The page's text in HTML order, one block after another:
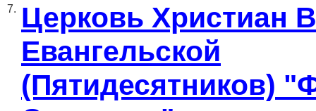
7. Церковь Христиан
Евангельской
(Пятидесятников)